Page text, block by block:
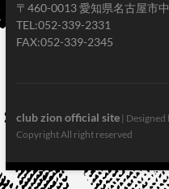
〒460-0013 愛知県名古屋市
TEL:052-339-2331
FAX:052-339-2345
club zion official site| Designed
Copyright All right reserved